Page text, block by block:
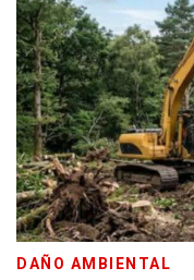
DAÑO AMBIENTAL